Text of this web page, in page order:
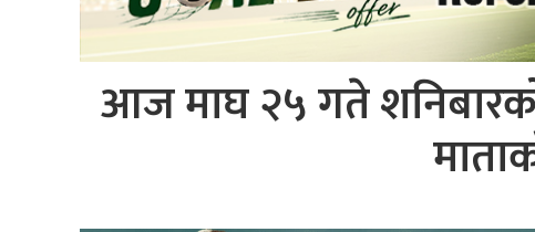
आज माघ २५ गते शनिबारको